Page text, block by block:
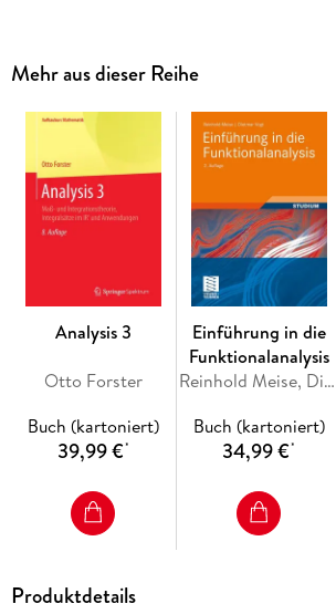
bilden, sondern die geometrischen
den Anlaß zu ihrer Entwicklung gaben.
Inhaltsverzeichnis
Einführung - Allgemeine Topologie -
Gruppen und homogene Räume -
Mehr aus dieser Reihe
Analysis 3
Otto Forster
Buch (kartoniert)
39,99 €*
Einführung in die
Funktionalanalysis
Reinhold Meise, Dietmar Vogt
Buch (kartoniert)
34,99 €*
Produktdetails